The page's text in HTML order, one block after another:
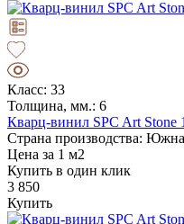
Класс: 33
Толщина, мм.: 6
Кварц-винил SPC Art
Страна производства:
Цена за 1 м2
Купить в один клик
3 850
Купить